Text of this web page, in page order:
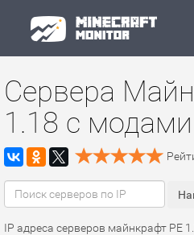
Сервера
1.18 с модами
IP адреса серверов майнкрафт PE